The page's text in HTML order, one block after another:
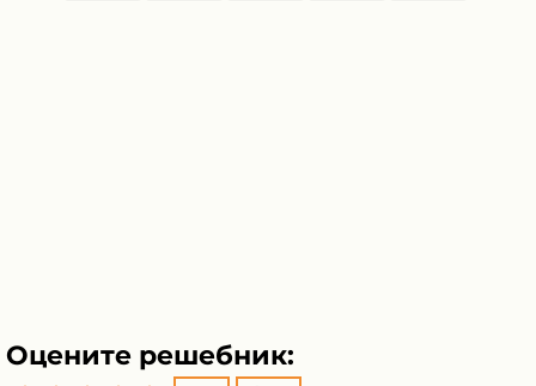
Оцените решебник: